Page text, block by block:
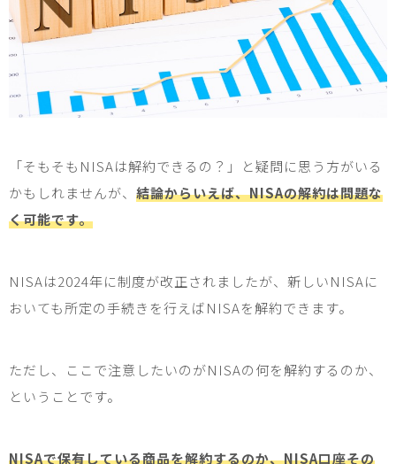
「そもそも NISAは解約できるの？」と疑問に思う方がいる
かもしれませんが、 結論からいえば、NISAの解約は問題な
く可能です。
NISAは2024年に制度が改正されましたが、新しいNISAに
おいても所定の手続きを行えばNISAを解約できます。
ただし、ここで注意したいのがNISAの何を解約するのか、
ということです。
NISAで保有している商品を解約するのか、NISA口座その